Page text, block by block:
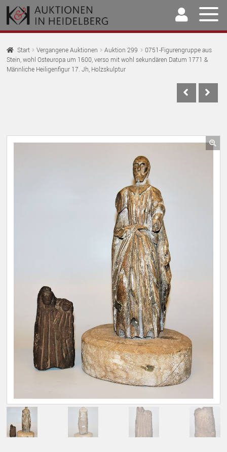
Zur
Navigation
springen
Springe
zum
Inhalt
Home
Auktionen
Unser Team
Start Vergangene Auktionen Auktion 299
0751-Figurengruppe aus
Stein, wohl Osteuropa um 1600, verso mit wohl sekundären Datum 1771 &
Männliche Heiligenfigur 17. Jh, Holzskulptur